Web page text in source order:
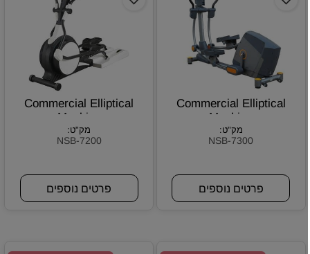
Commercial Elliptical
Machine
מק"ט:
NSB-7300
פרטים נוספים
Commercial Elliptical
Machine
מק"ט:
NSB-7200
פרטים נוספים